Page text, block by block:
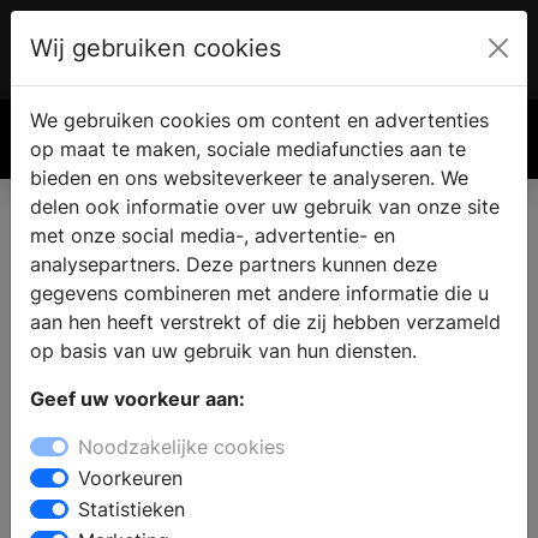
€ 0.00
Vind een keukenzaak in
Burgerbrug
aan een keukenzaak vindt u complete keukens met
vrijstaande- en inbouw keukenapparatuur in
verschillende keukenstijlen. De deskundige
medewerkers staan klaar om u professioneel advies
geven bij het samenstellen van uw nieuwe keuken en u
Wij gebruiken cookies
We gebruiken cookies om content en advertenties
op maat te maken, sociale mediafuncties aan te
bieden en ons websiteverkeer te analyseren. We
delen ook informatie over uw gebruik van onze site
met onze social media-, advertentie- en
analysepartners. Deze partners kunnen deze
gegevens combineren met andere informatie die u
aan hen heeft verstrekt of die zij hebben verzameld
op basis van uw gebruik van hun diensten.
Geef uw voorkeur aan:
Noodzakelijke cookies
Voorkeuren
Statistieken